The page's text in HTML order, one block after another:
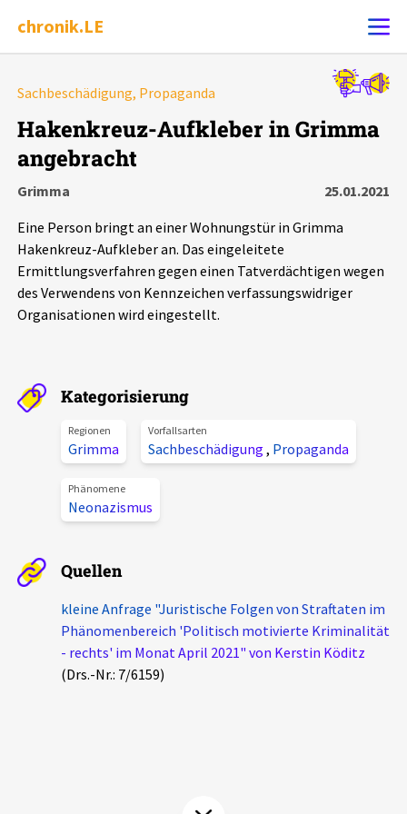
chronik.LE
Ereignis melden
Chronik
Leipziger Zustände
Schlaglichter
Aktuelles
Veranstaltungen
Podcasts
Über uns
Kontakt
Unterstützer_innen
chronik.LE in der Presse
Sachbeschädigung, Propaganda
Hakenkreuz-Aufkleber in Grimma
angebracht
Grimma
25.01.2021
Eine Person bringt an einer Wohnungstür in Grimma
Hakenkreuz-Aufkleber an. Das eingeleitete
Ermittlungsverfahren gegen einen Tatverdächtigen wegen
des Verwendens von Kennzeichen verfassungswidriger
Organisationen wird eingestellt.
Kategorisierung
Regionen
Grimma
Vorfallsarten
Sachbeschädigung , Propaganda
Phänomene
Neonazismus
Quellen
kleine Anfrage "Juristische Folgen von Straftaten im
Phänomenbereich 'Politisch motivierte Kriminalität
- rechts' im Monat April 2021" von Kerstin Köditz
(Drs.-Nr.: 7/6159)
Alle Ereignisse
Ereignisse
Ereignisse